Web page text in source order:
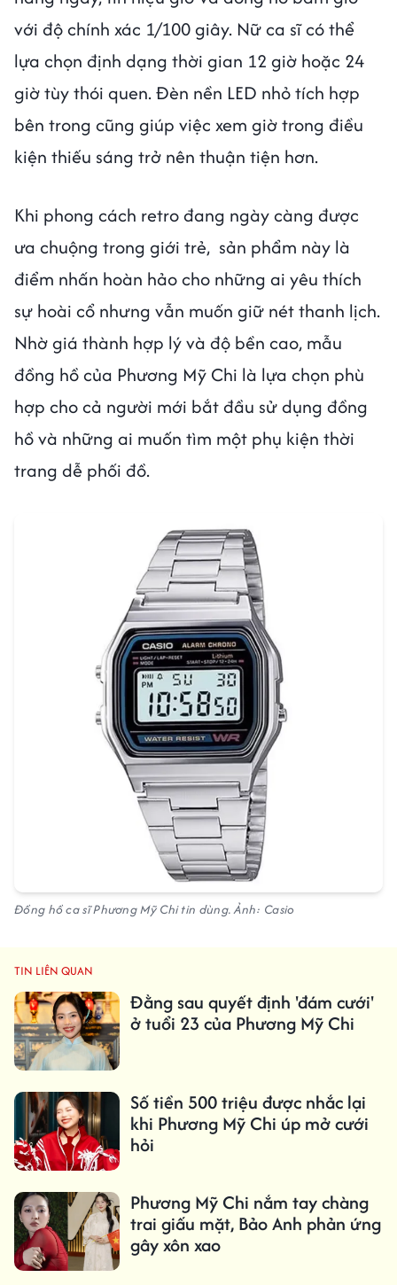
với độ chính xác 1/100 giây. Nữ ca sĩ có thể
lựa chọn định dạng thời gian 12 giờ hoặc 24
giờ tùy thói quen. Đèn nền LED nhỏ tích hợp
bên trong cũng giúp việc xem giờ trong điều
kiện thiếu sáng trở nên thuận tiện hơn.
Khi phong cách retro đang ngày càng được
ưa chuộng trong giới trẻ, sản phẩm này là
điểm nhấn hoàn hảo cho những ai yêu thích
sự hoài cổ nhưng vẫn muốn giữ nét thanh lịch.
Nhờ giá thành hợp lý và độ bền cao, mẫu
đồng hồ của Phương Mỹ Chi là lựa chọn phù
hợp cho cả người mới bắt đầu sử dụng đồng
hồ và những ai muốn tìm một phụ kiện thời
trang dễ phối đồ.
Đồng hồ ca sĩ Phương Mỹ Chi tin dùng. Ảnh: Casio
TIN LIÊN QUAN
Đằng sau quyết định 'đám cưới'
ở tuổi 23 của Phương Mỹ Chi
Số tiền 500 triệu được nhắc lại
khi Phương Mỹ Chi úp mở cưới
hỏi
Phương Mỹ Chi nắm tay chàng
trai giấu mặt, Bảo Anh phản ứng
gây xôn xao